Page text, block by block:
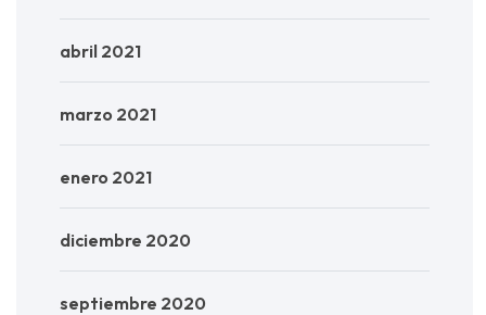
abril 2021
marzo 2021
enero 2021
diciembre 2020
septiembre 2020